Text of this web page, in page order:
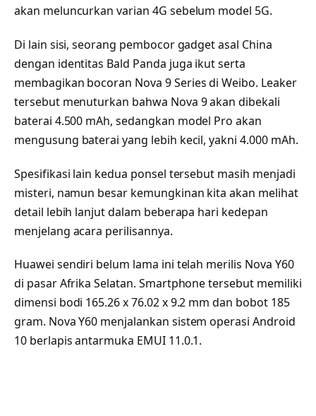
akan meluncurkan varian 4G sebelum model 5G.
Di lain sisi, seorang pembocor gadget asal China
dengan identitas Bald Panda juga ikut serta
membagikan bocoran Nova 9 Series di Weibo. Leaker
tersebut menuturkan bahwa Nova 9 akan dibekali
baterai 4.500 mAh, sedangkan model Pro akan
mengusung baterai yang lebih kecil, yakni 4.000 mAh.
Spesifikasi lain kedua ponsel tersebut masih menjadi
misteri, namun besar kemungkinan kita akan melihat
detail lebih lanjut dalam beberapa hari kedepan
menjelang acara perilisannya.
Huawei sendiri belum lama ini telah merilis Nova Y60
di pasar Afrika Selatan. Smartphone tersebut memiliki
dimensi bodi 165.26 x 76.02 x 9.2 mm dan bobot 185
gram. Nova Y60 menjalankan sistem operasi Android
10 berlapis antarmuka EMUI 11.0.1.